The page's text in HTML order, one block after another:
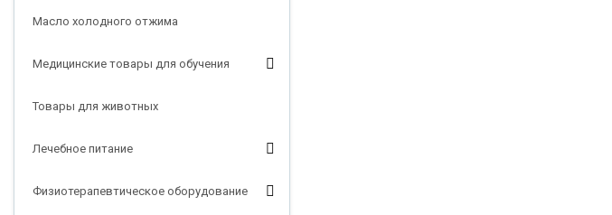
Масло холодного отжима
Медицинские товары для обучения
Товары для животных
Лечебное питание
Физиотерапевтическое оборудование